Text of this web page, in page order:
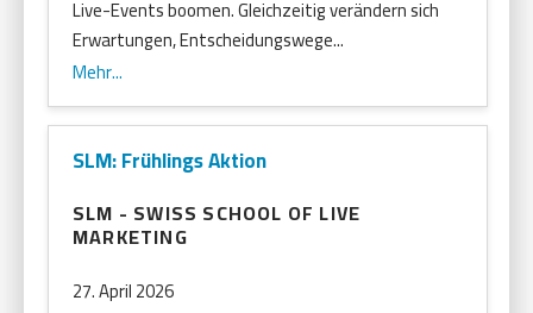
Live-Events boomen. Gleichzeitig verändern sich
Erwartungen, Entscheidungswege...
Mehr...
SLM: Frühlings Aktion
SLM - SWISS SCHOOL OF LIVE
MARKETING
27. April 2026